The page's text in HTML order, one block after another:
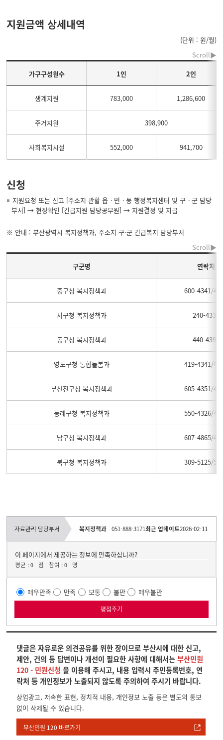
지원금액 상세내역
(단위 : 원/월)
가구구성원수 1인 2인
생계지원 783,000 1,286,600
주거지원 398,900
사회복지시설 552,000 941,700
신청
지원요청 또는 신고 [주소지 관할 읍ㆍ면ㆍ동 행정복지센터 및 구ㆍ군 담당
부서] → 현장확인 [긴급지원 담당공무원] → 지원결정 및 지급
※ 안내 : 부산광역시 복지정책과, 주소지 구·군 긴급복지 담당부서
구군명 연락처
중구청 복지정책과 600-4341/
서구청 복지정책과 240-4337
동구청 복지정책과 440-4391
영도구청 통합돌봄과 419-4341/
부산진구청 복지정책과 605-4351/
동래구청 복지정책과 550-4326/
남구청 복지정책과 607-4865/
북구청 복지정책과 309-5125/
자료관리 담당부서 복지정책과 051-888-3171최근 업데이트2026-02-11
이 페이지에서 제공하는 정보에 만족하십니까?
평균 : 0 점 참여 : 0 명
매우만족 만족 보통 불만 매우불만
댓글은 자유로운 의견공유를 위한 장이므로 부산시에 대한 신고,
제안, 건의 등 답변이나 개선이 필요한 사항에 대해서는부산민원
120 - 민원신청 을 이용해 주시고, 내용 입력시 주민등록번호, 연
락처 등 개인정보가 노출되지 않도록 주의하여 주시기 바랍니다.
상업광고, 저속한 표현, 정치적 내용, 개인정보 노출 등은 별도의 통보
없이 삭제될 수 있습니다.
부산민원 120 바로가기